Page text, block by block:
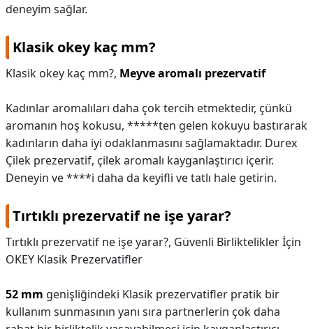
deneyim sağlar.
Klasik okey kaç mm?
Klasik okey kaç mm?, Meyve aromalı prezervatif
Kadınlar aromalıları daha çok tercih etmektedir, çünkü
aromanın hoş kokusu, *****ten gelen kokuyu bastırarak
kadınların daha iyi odaklanmasını sağlamaktadır. Durex
Çilek prezervatif, çilek aromalı kayganlaştırıcı içerir.
Deneyin ve ****i daha da keyifli ve tatlı hale getirin.
Tırtıklı prezervatif ne işe yarar?
Tırtıklı prezervatif ne işe yarar?, Güvenli Birliktelikler İçin
OKEY Klasik Prezervatifler
52 mm genişliğindeki Klasik prezervatifler pratik bir
kullanım sunmasının yanı sıra partnerlerin çok daha